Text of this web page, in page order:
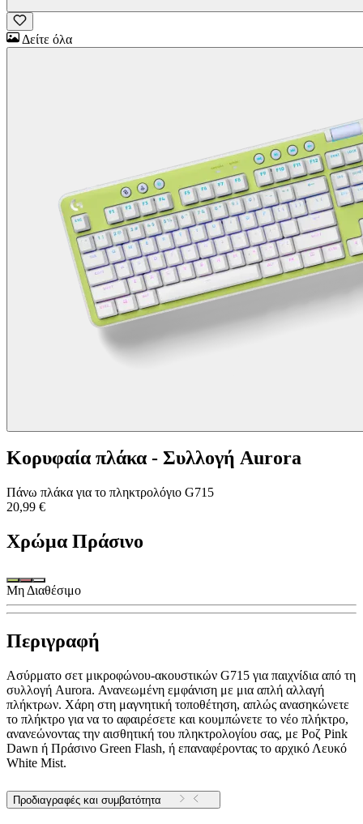
Δείτε όλα
Κορυφαία πλάκα - Συλλογή Aurora
Πάνω πλάκα για το πληκτρολόγιο G715
20,99 €
Χρώμα Πράσινο
Μη Διαθέσιμο
Περιγραφή
Ασύρματο σετ μικροφώνου-ακουστικών G715 για παιχνίδια από τη
συλλογή Aurora. Ανανεωμένη εμφάνιση με μια απλή αλλαγή
πλήκτρων. Χάρη στη μαγνητική τοποθέτηση, απλώς ανασηκώνετε
το πλήκτρο για να το αφαιρέσετε και κουμπώνετε το νέο πλήκτρο,
ανανεώνοντας την αισθητική του πληκτρολογίου σας, με Ροζ Pink
Dawn ή Πράσινο Green Flash, ή επαναφέροντας το αρχικό Λευκό
White Mist.
Προδιαγραφές και συμβατότητα